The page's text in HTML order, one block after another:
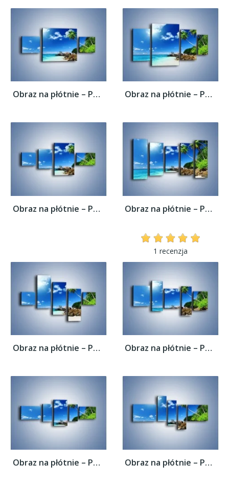
Obraz na płótnie – Palmą aż do obłoczka –... Obraz na płótnie – Palmą aż do obłoczka –...
Obraz na płótnie – Palmą aż do obłoczka –... Obraz na płótnie – Palmą aż do obłoczka –...
1 recenzja
Obraz na płótnie – Palmą aż do obłoczka –... Obraz na płótnie – Palmą aż do obłoczka –...
Obraz na płótnie – Palmą aż do obłoczka –... Obraz na płótnie – Palmą aż do obłoczka –...